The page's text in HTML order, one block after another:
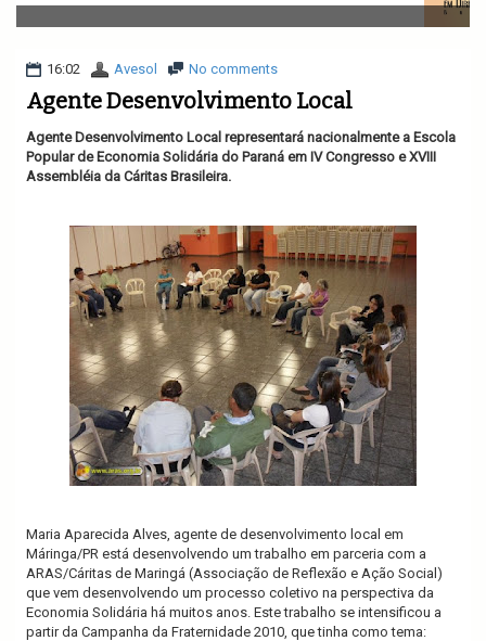
v
i
a
i
n
16:02 Avesol No comments
Agente Desenvolvimento Local
Agente Desenvolvimento Local representará nacionalmente a Escola
Popular de Economia Solidária do Paraná em IV Congresso e XVIII
Assembléia da Cáritas Brasileira.
Maria Aparecida Alves, agente de desenvolvimento local em
Máringa/PR está desenvolvendo um trabalho em parceria com a
ARAS/Cáritas de Maringá (Associação de Reflexão e Ação Social)
que vem desenvolvendo um processo coletivo na perspectiva da
Economia Solidária há muitos anos. Este trabalho se intensificou a
partir da Campanha da Fraternidade 2010, que tinha como tema: